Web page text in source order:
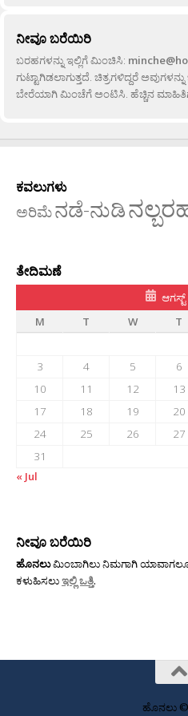
ನೀವೂ ಬರೆಯಿರಿ
ಬರಹಗಳನ್ನು ಇಲ್ಲಿಗೆ ಮಿಂಚಿಸಿ:
ಗುಟ್ಟಾಗಿಡಲಾಗುತ್ತದೆ. ಚಿತ್ರಗಳಿದ್ದರೆ
ಬೇರೆಯಾಗಿ ಮಿಂಚೆಗೆ ಅಂಟಿಸಿ. ಹೆಚ್ಚಿನ
ಕವಲುಗಳು
ಅರಿಮೆನಡೆ-ನುಡಿ
ತೇದಿಮಣೆ
M
T W T
3
4 5 6
10
11 12 13
17
18 19 20
24
25 26 27
31
« Jul
ನೀವೂ ಬರೆಯಿರಿ
ಹೊನಲುಮಿಂಬಾಗಿಲು ನಿಮಗಾಗಿ ಯಾವಾಗಲೂ
ಕಳುಹಿಸಲುಇಲ್ಲಿ ಒತ್ತಿ.
ಹೊನಲು ©